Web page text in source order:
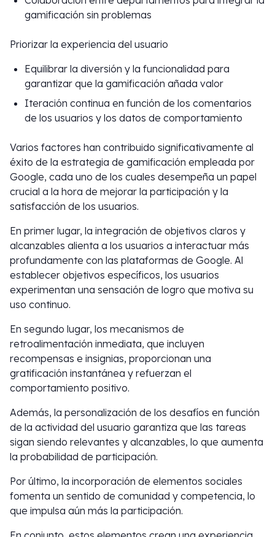
gamificación sin problemas
Priorizar la experiencia del usuario
Equilibrar la diversión y la funcionalidad para
garantizar que la gamificación añada valor
Iteración continua en función de los comentarios
de los usuarios y los datos de comportamiento
Varios factores han contribuido significativamente al
éxito de la estrategia de gamificación empleada por
Google, cada uno de los cuales desempeña un papel
crucial a la hora de mejorar la participación y la
satisfacción de los usuarios.
En primer lugar, la integración de objetivos claros y
alcanzables alienta a los usuarios a interactuar más
profundamente con las plataformas de Google. Al
establecer objetivos específicos, los usuarios
experimentan una sensación de logro que motiva su
uso continuo.
En segundo lugar, los mecanismos de
retroalimentación inmediata, que incluyen
recompensas e insignias, proporcionan una
gratificación instantánea y refuerzan el
comportamiento positivo.
Además, la personalización de los desafíos en función
de la actividad del usuario garantiza que las tareas
sigan siendo relevantes y alcanzables, lo que aumenta
la probabilidad de participación.
Por último, la incorporación de elementos sociales
fomenta un sentido de comunidad y competencia, lo
que impulsa aún más la participación.